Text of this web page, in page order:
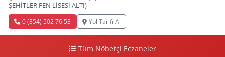
ŞEHİTLER FEN LİSESİ ALTI)
0 (354) 502 76 53 Yol Tarifi Al
Tüm Nöbetçi Eczaneler